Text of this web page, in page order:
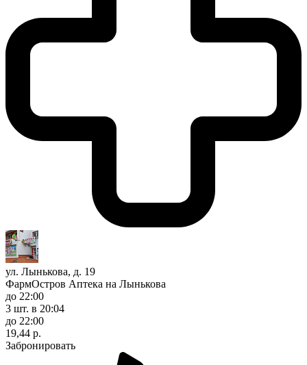
ул. Лынькова, д. 19
ФармОстров Аптека на Лынькова
до 22:00
3 шт. в 20:04
до 22:00
19,44 р.
Забронировать